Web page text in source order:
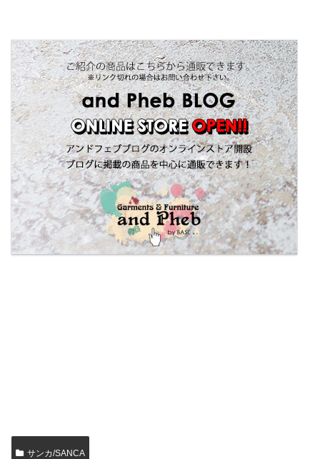
サンカ/SANCA